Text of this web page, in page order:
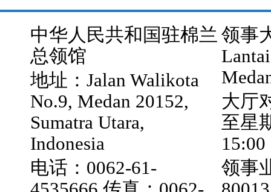
中华人民共和国驻棉兰
总领馆
地址：Jalan Walikota
No.9, Medan 20152,
Sumatra Utara,
Indonesia
电话：0062-61-
领事
大厅
至星
15:00
领事